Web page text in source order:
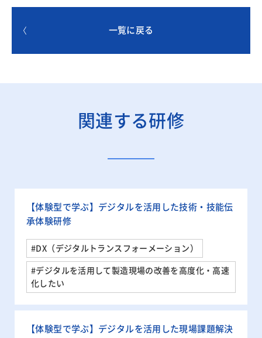
一覧に戻る
関連する研修
【体験型で学ぶ】デジタルを活用した技術・技能伝
承体験研修
#DX（デジタルトランスフォーメーション）
#デジタルを活用して製造現場の改善を高度化・高速
化したい
【体験型で学ぶ】デジタルを活用した現場課題解決